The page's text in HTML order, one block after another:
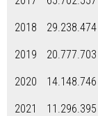
2018
29.238.474
2019
20.777.703
2020
14.148.746
2021
11.296.395